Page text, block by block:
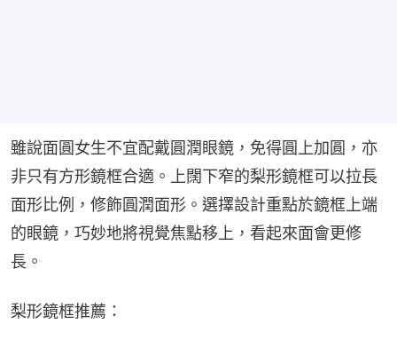
雖說面圓女生不宜配戴圓潤眼鏡，免得圓上加圓，亦
非只有方形鏡框合適。上闊下窄的梨形鏡框可以拉長
面形比例，修飾圓潤面形。選擇設計重點於鏡框上端
的眼鏡，巧妙地將視覺焦點移上，看起來面會更修
長。
梨形鏡框推薦：